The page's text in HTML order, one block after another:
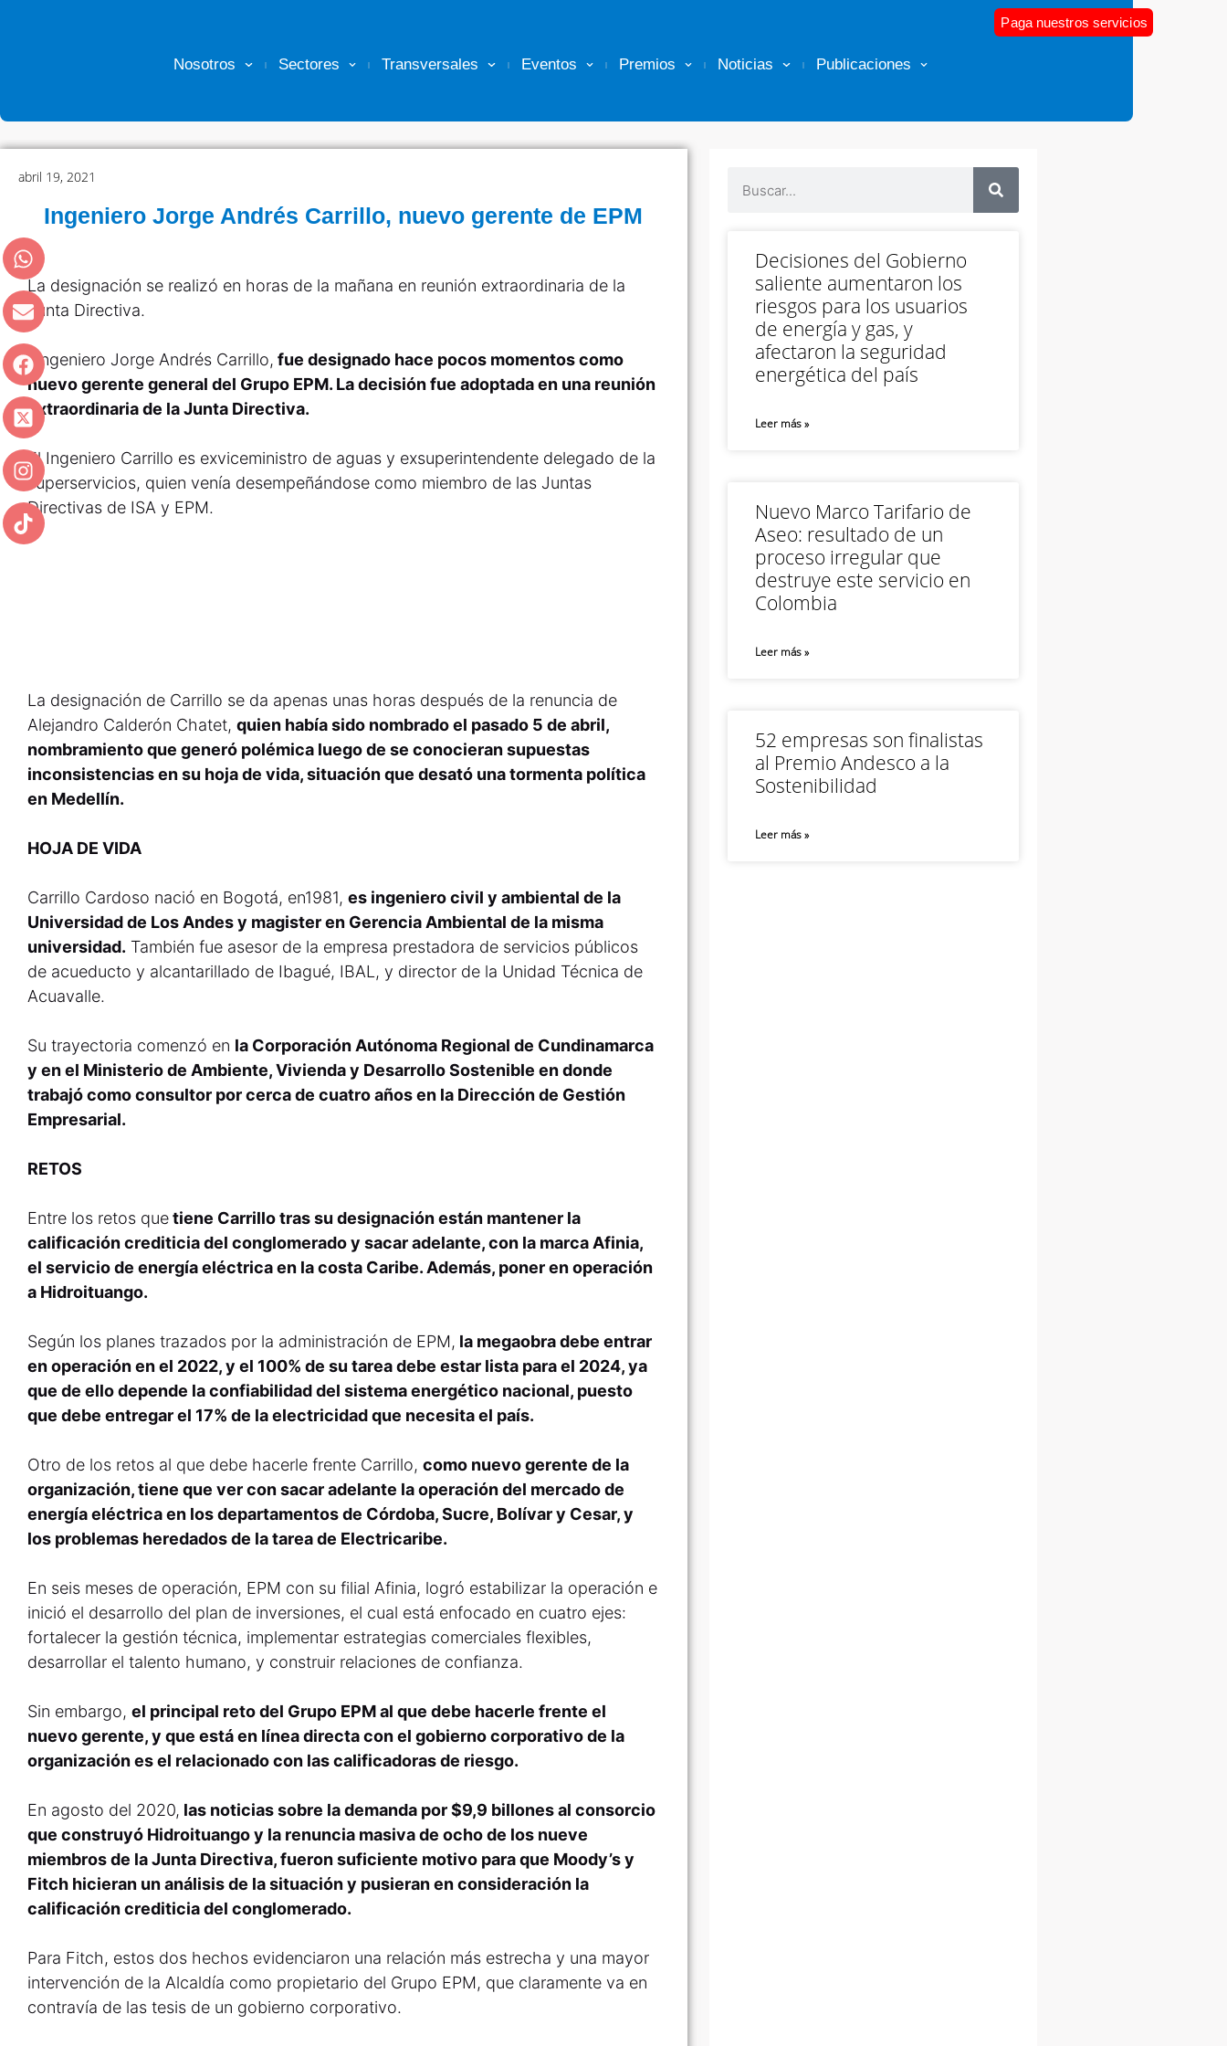
Nosotros Sectores Transversales Eventos Premios Noticias Publicaciones
Paga nuestros servicios
abril 19, 2021
Ingeniero Jorge Andrés Carrillo, nuevo gerente de EPM
La designación se realizó en horas de la mañana en reunión extraordinaria de la
Junta Directiva.
l Ingeniero Jorge Andrés Carrillo, fue designado hace pocos momentos como
nuevo gerente general del Grupo EPM. La decisión fue adoptada en una reunión
extraordinaria de la Junta Directiva.
El Ingeniero Carrillo es exviceministro de aguas y exsuperintendente delegado de la
superservicios, quien venía desempeñándose como miembro de las Juntas
Directivas de ISA y EPM.
La designación de Carrillo se da apenas unas horas después de la renuncia de
Alejandro Calderón Chatet, quien había sido nombrado el pasado 5 de abril,
nombramiento que generó polémica luego de se conocieran supuestas
inconsistencias en su hoja de vida, situación que desató una tormenta política
en Medellín.
HOJA DE VIDA
Carrillo Cardoso nació en Bogotá, en1981, es ingeniero civil y ambiental de la
Universidad de Los Andes y magister en Gerencia Ambiental de la misma
universidad. También fue asesor de la empresa prestadora de servicios públicos
de acueducto y alcantarillado de Ibagué, IBAL, y director de la Unidad Técnica de
Acuavalle.
Su trayectoria comenzó en la Corporación Autónoma Regional de Cundinamarca
y en el Ministerio de Ambiente, Vivienda y Desarrollo Sostenible en donde
trabajó como consultor por cerca de cuatro años en la Dirección de Gestión
Empresarial.
RETOS
Entre los retos quetiene Carrillo tras su designación están mantener la
calificación crediticia del conglomerado y sacar adelante, con la marca Afinia,
el servicio de energía eléctrica en la costa Caribe. Además, poner en operación
a Hidroituango.
Según los planes trazados por la administración de EPM, la megaobra debe entrar
en operación en el 2022, y el 100% de su tarea debe estar lista para el 2024, ya
que de ello depende la confiabilidad del sistema energético nacional, puesto
que debe entregar el 17% de la electricidad que necesita el país.
Otro de los retos al que debe hacerle frente Carrillo, como nuevo gerente de la
organización, tiene que ver con sacar adelante la operación del mercado de
energía eléctrica en los departamentos de Córdoba, Sucre, Bolívar y Cesar, y
los problemas heredados de la tarea de Electricaribe.
En seis meses de operación, EPM con su filial Afinia, logró estabilizar la operación e
inició el desarrollo del plan de inversiones, el cual está enfocado en cuatro ejes:
fortalecer la gestión técnica, implementar estrategias comerciales flexibles,
desarrollar el talento humano, y construir relaciones de confianza.
Sin embargo, el principal reto del Grupo EPM al que debe hacerle frente el
nuevo gerente, y que está en línea directa con el gobierno corporativo de la
organización es el relacionado con las calificadoras de riesgo.
En agosto del 2020, las noticias sobre la demanda por $9,9 billones al consorcio
que construyó Hidroituango y la renuncia masiva de ocho de los nueve
miembros de la Junta Directiva, fueron suficiente motivo para que Moody’s y
Fitch hicieran un análisis de la situación y pusieran en consideración la
calificación crediticia del conglomerado.
Para Fitch, estos dos hechos evidenciaron una relación más estrecha y una mayor
intervención de la Alcaldía como propietario del Grupo EPM, que claramente va en
contravía de las tesis de un gobierno corporativo.
Decisiones del Gobierno
saliente aumentaron los
riesgos para los usuarios
de energía y gas, y
afectaron la seguridad
energética del país
Leer más »
Nuevo Marco Tarifario de
Aseo: resultado de un
proceso irregular que
destruye este servicio en
Colombia
Leer más »
52 empresas son finalistas
al Premio Andesco a la
Sostenibilidad
Leer más »